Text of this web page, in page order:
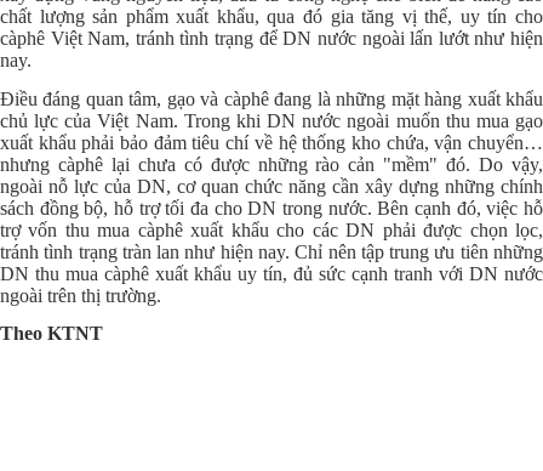
chất lượng sản phẩm xuất khẩu, qua đó gia tăng vị thế, uy tín cho
càphê Việt Nam, tránh tình trạng để DN nước ngoài lấn lướt như hiện
nay.
Điều đáng quan tâm, gạo và càphê đang là những mặt hàng xuất khẩu
chủ lực của Việt Nam. Trong khi DN nước ngoài muốn thu mua gạo
xuất khẩu phải bảo đảm tiêu chí về hệ thống kho chứa, vận chuyển…
nhưng càphê lại chưa có được những rào cản "mềm" đó. Do vậy,
ngoài nỗ lực của DN, cơ quan chức năng cần xây dựng những chính
sách đồng bộ, hỗ trợ tối đa cho DN trong nước. Bên cạnh đó, việc hỗ
trợ vốn thu mua càphê xuất khẩu cho các DN phải được chọn lọc,
tránh tình trạng tràn lan như hiện nay. Chỉ nên tập trung ưu tiên những
DN thu mua càphê xuất khẩu uy tín, đủ sức cạnh tranh với DN nước
ngoài trên thị trường.
Theo KTNT